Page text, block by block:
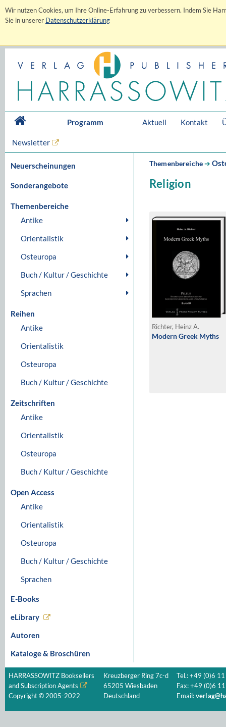
Wir nutzen Cookies, um Ihre Online-Erfahrung zu verbessern. Indem Sie
Sie in unserer Datenschutzerklärung
Programm Aktuell Kontakt
Newsletter
Neuerscheinungen
Sonderangebote
Themenbereiche
Antike
Orientalistik
Osteuropa
Buch / Kultur / Geschichte
Sprachen
Reihen
Antike
Orientalistik
Osteuropa
Buch / Kultur / Geschichte
Zeitschriften
Antike
Orientalistik
Osteuropa
Buch / Kultur / Geschichte
Open Access
Antike
Orientalistik
Osteuropa
Buch / Kultur / Geschichte
Sprachen
E-Books
eLibrary
Autoren
Kataloge & Broschüren
Themenbereiche➔
Religion
Richter, Heinz A.
Modern Greek Myths
HARRASSOWITZ Booksellers
and Subscription Agents
Copyright © 2005-2022
Kreuzberger Ring 7c-d
65205 Wiesbaden
Deutschland
Tel.: +49 (0)6
Fax: +49 (0)6
Email: